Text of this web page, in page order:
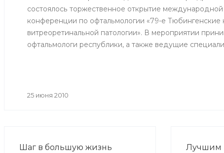
состоялось торжественное открытие
конференции по офтальмологии «79-е Тюбингенские
витреоретинальной патологии». В мероприятии
офтальмологи республики, а также ведущие
25 июня 2010
Шаг в большую жизнь
Лучшим